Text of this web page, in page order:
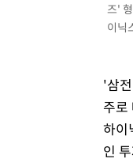
즈'
이닉
'삼
주로
하이
인